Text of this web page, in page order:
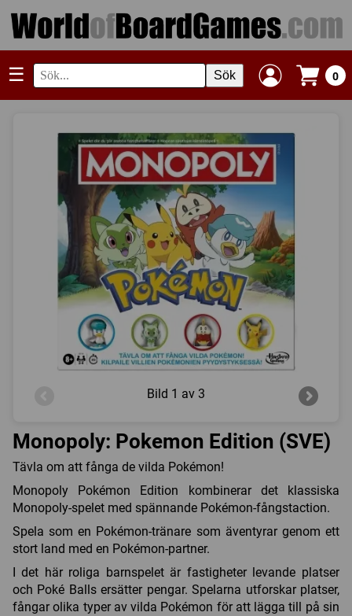
☰ Sök 0
Bild 1 av 3
Monopoly: Pokemon Edition (SVE)
Tävla om att fånga de vilda Pokémon!
Monopoly Pokémon Edition kombinerar det klassiska
Monopoly-spelet med spännande Pokémon-fångstaction.
Spela som en Pokémon-tränare som äventyrar genom ett
stort land med en Pokémon-partner.
I det här roliga barnspelet är fastigheter levande platser
och Poké Balls ersätter pengar. Spelarna utforskar platser,
fångar olika typer av vilda Pokémon för att lägga till på sin